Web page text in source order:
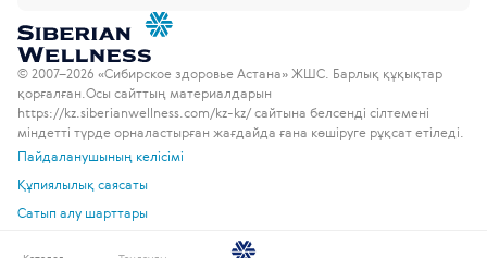
© 2007–2026 «Сибирское здоровье Астана» ЖШС. Барлық құқықтар
қорғалған. Осы сайттың материалдарын
https://kz.siberianwellness.com/kz-kz/ сайтына белсенді сілтемені
міндетті түрде орналастырған жағдайда ғана көшіруге рұқсат етіледі.
Пайдаланушының келісімі
Құпиялылық саясаты
Сатып алу шарттары